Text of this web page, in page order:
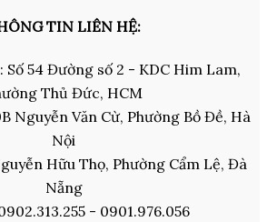
TIN LIÊN HỆ:
Số 54 Đường số 2 - KDC Him Lam,
Thủ Đức, HCM
Nguyễn Văn Cừ, Phường Bồ Đề, Hà
Nội
Hữu Thọ, Phường Cẩm Lệ, Đà
Nẵng
- 0901.976.056